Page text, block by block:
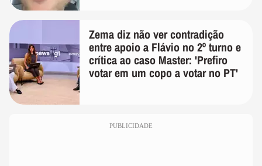
Zema diz não ver contradição
entre apoio a Flávio no 2º turno e
crítica ao caso Master: 'Prefiro
votar em um copo a votar no PT'
PUBLICIDADE